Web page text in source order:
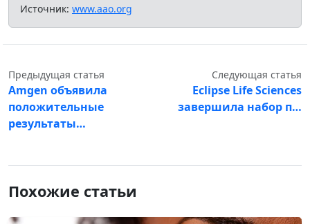
Источник: www.aao.org
Предыдущая статья
Amgen объявила
положительные
результаты…
Следующая статья
Eclipse Life Sciences
завершила набор п…
Похожие статьи